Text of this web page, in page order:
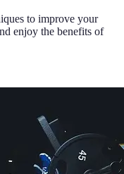
to improve your
enjoy the benefits of